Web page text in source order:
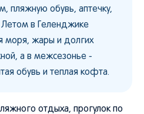
пляжную обувь, аптечку,
Летом в Геленджике
моря, жары и долгих
а в межсезонье -
обувь и теплая кофта.
отдыха, прогулок по